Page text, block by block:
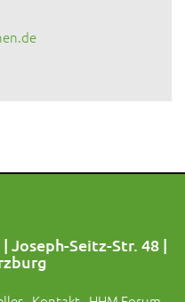
Joseph-Seitz-Str. 48 |